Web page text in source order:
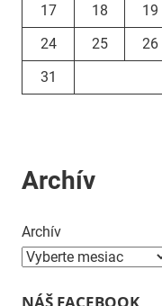
17
18 19
24
25 26
31
Archív
Archív